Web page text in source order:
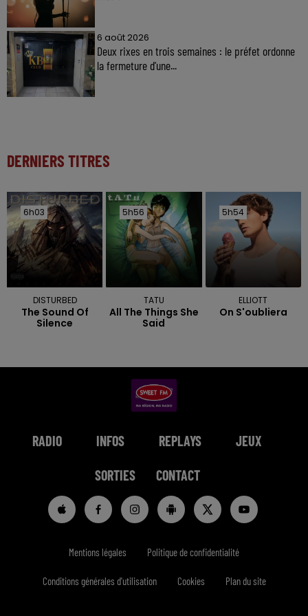
6 août 2026
Deux rixes en trois semaines : le préfet ordonne
la fermeture d'une...
DERNIERS TITRES
6h03
6h03
DISTURBED
The Sound Of
Silence
5h56
5h56
TATU
All The Things She
Said
5h54
5h54
ELLIOTT
On S'oubliera
RADIO INFOS REPLAYS JEUX
SORTIES CONTACT
Mentions légales Politique de confidentialité
Conditions générales d'utilisation Cookies Plan du site